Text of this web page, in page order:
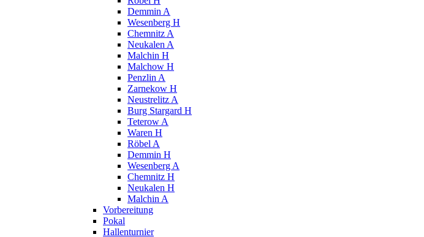
Demmin A
Wesenberg H
Chemnitz A
Neukalen A
Malchin H
Malchow H
Penzlin A
Zarnekow H
Neustrelitz A
Burg Stargard H
Teterow A
Waren H
Röbel A
Demmin H
Wesenberg A
Chemnitz H
Neukalen H
Malchin A
Vorbereitung
Pokal
Hallenturnier